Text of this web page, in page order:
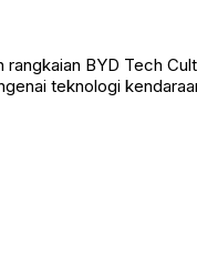
BYD Tech
teknologi